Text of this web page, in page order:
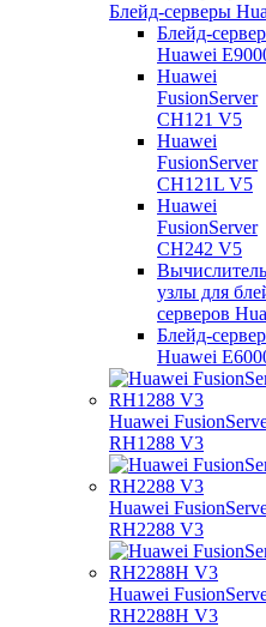
Блейд-серверы
Блейд-
Huawei
Huawei
FusionServer
CH121 V5
Huawei
FusionServer
CH121L V5
Huawei
FusionServer
CH242 V5
узлы для
серверов
Блейд-
Huawei
Huawei
RH1288 V3
Huawei
RH2288 V3
Huawei
RH2288H V3